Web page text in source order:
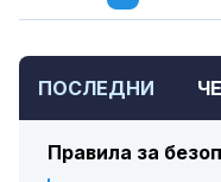
ПОСЛЕДНИ
Правила за